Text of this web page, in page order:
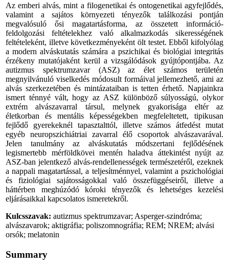
Az emberi alvás, mint a filogenetikai és ontogenetikai agyfejlődés,
valamint a sajátos környezeti tényezők találkozási pontján
megvalósuló ősi magatartásforma, az összetett információ-
feldolgozási feltételekhez való alkalmazkodás sikerességének
feltételeként, illetve következményeként ölt testet. Ebből kifolyólag
a modern alváskutatás számára a pszichikai és biológiai integritás
érzékeny mutatójaként kerül a vizsgálódások gyújtópontjába. Az
autizmus spektrumzavar (ASZ) az élet számos területén
megnyilvánuló viselkedés módosult formáival jellemezhető, ami az
alvás szerkezetében és mintázataiban is tetten érhető. Napjainkra
ismert ténnyé vált, hogy az ASZ különböző súlyosságú, olykor
extrém alvászavarral társul, melynek gyakorisága eltér az
életkorban és mentális képességekben megfeleltetett, tipikusan
fejlődő gyerekeknél tapasztalttól, illetve számos átfedést mutat
egyéb neuropszichiátriai zavarral élő csoportok alvászavarával.
Jelen tanulmány az alváskutatás módszertani fejlődésének
legismertebb mérföldkövei mentén haladva áttekintést nyújt az
ASZ-ban jelentkező alvás-rendellenességek természetéről, ezeknek
a nappali magatartással, a teljesítménnyel, valamint a pszichológiai
és fiziológiai sajátosságokkal való összefüggéseiről, illetve a
háttérben meghúzódó kóroki tényezők és lehetséges kezelési
eljárásaikkal kapcsolatos ismeretekről.
Kulcsszavak: autizmus spektrumzavar; Asperger-szindróma;
alvászavarok; aktigráfia; poliszomnográfia; REM; NREM; alvási
orsók; melatonin
Summary